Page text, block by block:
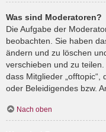
Was sind Moderatoren?
Die Aufgabe der
beobachten. Sie haben
ändern und zu löschen
verschieben und zu
dass Mitglieder
oder Beleidigendes bzw.
Nach oben